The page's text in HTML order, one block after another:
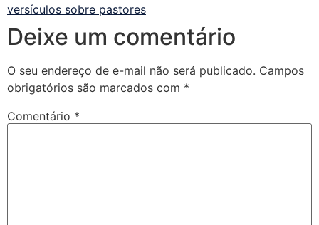
versículos sobre pastores
Deixe um comentário
O seu endereço de e-mail não será publicado. Campos
obrigatórios são marcados com *
Comentário *